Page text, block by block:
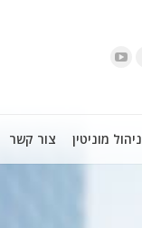
ניהול מוניטין צור קשר